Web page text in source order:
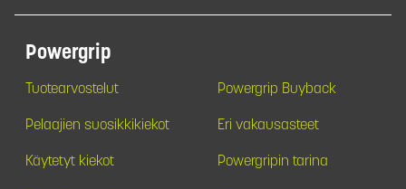
Powergrip
Tuotearvostelut Powergrip Buyback
Pelaajien suosikkikiekot Eri vakausasteet
Käytetyt kiekot Powergripin tarina